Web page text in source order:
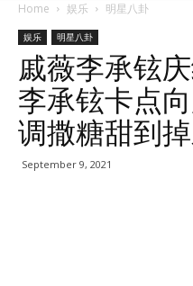
Home 娱乐 明星八卦
娱乐 明星八卦
戚薇李承铉
李承铉卡点
调撒糖甜到
September 9, 2021